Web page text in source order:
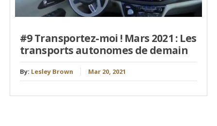
#9 Transportez-moi ! Mars 2021 : Les
transports autonomes de demain
By: Lesley Brown Mar 20, 2021